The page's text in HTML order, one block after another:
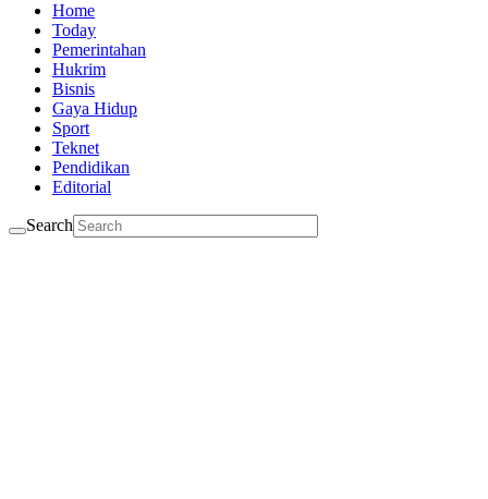
Home
Today
Pemerintahan
Hukrim
Bisnis
Gaya Hidup
Sport
Teknet
Pendidikan
Editorial
Search